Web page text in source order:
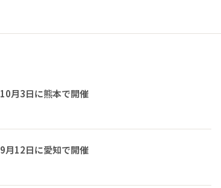
月3日に熊本で開催
12日に愛知で開催